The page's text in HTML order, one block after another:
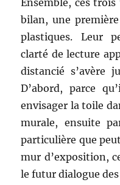
Ensemble, ces
bilan, une
plastiques. Leur
clarté de lecture
distancié s’avère
D’abord, parce
envisager la toile
murale, ensuite
particulière que
mur d’exposition,
le futur dialogue